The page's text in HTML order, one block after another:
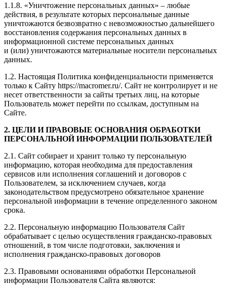
1.1.8. «Уничтожение персональных данных» – любые
действия, в результате которых персональные данные
уничтожаются безвозвратно с невозможностью дальнейшего
восстановления содержания персональных данных в
информационной системе персональных данных
и (или) уничтожаются материальные носители персональных
данных.
1.2. Настоящая Политика конфиденциальности применяется
только к Сайту https://macromer.ru/. Сайт не контролирует и не
несет ответственности за сайты третьих лиц, на которые
Пользователь может перейти по ссылкам, доступным на
Сайте.
2. ЦЕЛИ И ПРАВОВЫЕ ОСНОВАНИЯ ОБРАБОТКИ
ПЕРСОНАЛЬНОЙ ИНФОРМАЦИИ ПОЛЬЗОВАТЕЛЕЙ
2.1. Сайт собирает и хранит только ту персональную
информацию, которая необходима для предоставления
сервисов или исполнения соглашений и договоров с
Пользователем, за исключением случаев, когда
законодательством предусмотрено обязательное хранение
персональной информации в течение определенного законом
срока.
2.2. Персональную информацию Пользователя Сайт
обрабатывает с целью осуществления гражданско-правовых
отношений, в том числе подготовки, заключения и
исполнения гражданско-правовых договоров
2.3. Правовыми основаниями обработки Персональной
информации Пользователя Сайта являются: